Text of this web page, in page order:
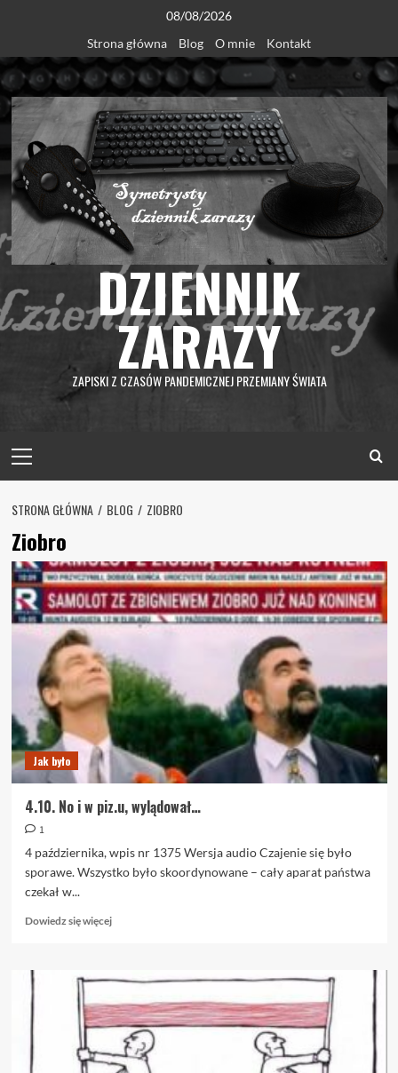
content
08/08/2026
Strona główna
Blog O mnie Kontakt
DZIENNIK
ZARAZY
ZAPISKI Z CZASÓW PANDEMICZNEJ PRZEMIANY ŚWIATA
Menu
STRONA GŁÓWNA BLOG ZIOBRO
Ziobro
Jak było
4.10. No i w piz.u, wylądował…
1
4 października, wpis nr 1375 Wersja audio Czajenie się było
sporawe. Wszystko było skoordynowane – cały aparat państwa
czekał w...
Dowiedz się więcejDowiedz
4.10.
No
i
piz.u,
wylądował…